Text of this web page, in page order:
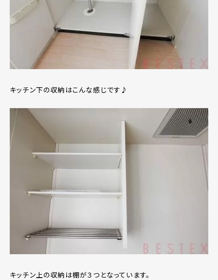
キッチン下の収納はこんな感じです♪
キッチン上の収納は棚が３つとなっています。